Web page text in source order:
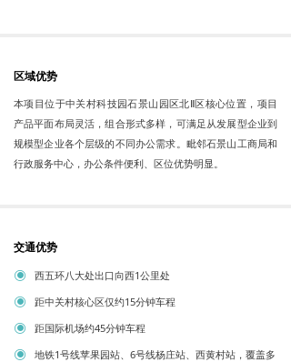
区域优势
本项目位于中关村科技园石景山园区北Ⅱ区核心位置，项目
产品平面布局灵活，组合形式多样，可满足从发展型企业到
规模型企业各个层级的不同办公需求。毗邻石景山工商局和
行政服务中心，办公条件便利、区位优势明显。
交通优势
西五环八大处出口向西1公里处
ꀉ
ꀉ
距中关村核心区仅约15分钟车程
ꀉ
距国际机场约45分钟车程
ꀉ
地铁1号线苹果园站、6号线杨庄站、西黄村站，覆盖多